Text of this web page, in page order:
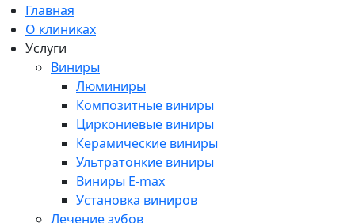
Главная
О клиниках
Услуги
Виниры
Люминиры
Композитные виниры
Циркониевые виниры
Керамические виниры
Ультратонкие виниры
Виниры E-max
Установка виниров
Лечение зубов